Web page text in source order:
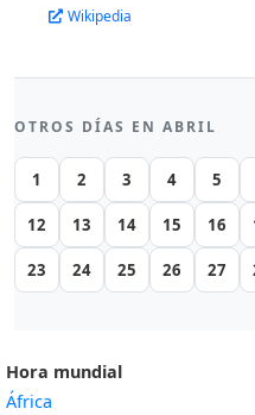
Wikipedia
OTROS DÍAS EN ABRIL
1 2 3 4 5
12 13 14 15 16
23 24 25 26 27
Hora mundial
África